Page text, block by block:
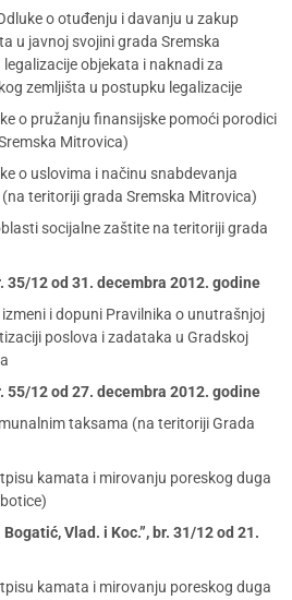
o otuđenju i davanju u zakup
u javnoj svojini grada Sremska
objekata i naknadi za
zemljišta u postupku legalizacije
o pružanju finansijske pomoći porodici
Mitrovica)
o uslovima i načinu snabdevanja
teritoriji grada Sremska Mitrovica)
socijalne zaštite na teritoriji grada
35/12 od 31. decembra 2012. godine
i dopuni Pravilnika o unutrašnjoj
poslova i zadataka u Gradskoj
55/12 od 27. decembra 2012. godine
taksama (na teritoriji Grada
kamata i mirovanju poreskog duga
Vlad. i Koc.”, br. 31/12 od 21.
kamata i mirovanju poreskog duga